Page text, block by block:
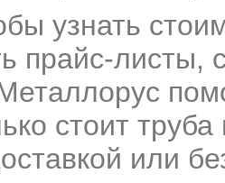
узнать
прайс-листы,
стоит
или